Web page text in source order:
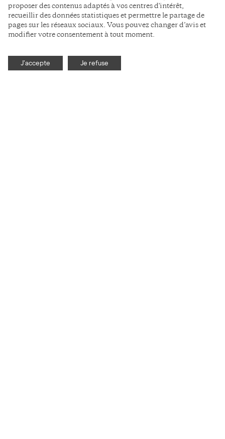
proposer des contenus adaptés à vos centres d'intérêt,
recueillir des données statistiques et permettre le partage de
pages sur les réseaux sociaux. Vous pouvez changer d’avis et
modifier votre consentement à tout moment.
J'accepte Je refuse